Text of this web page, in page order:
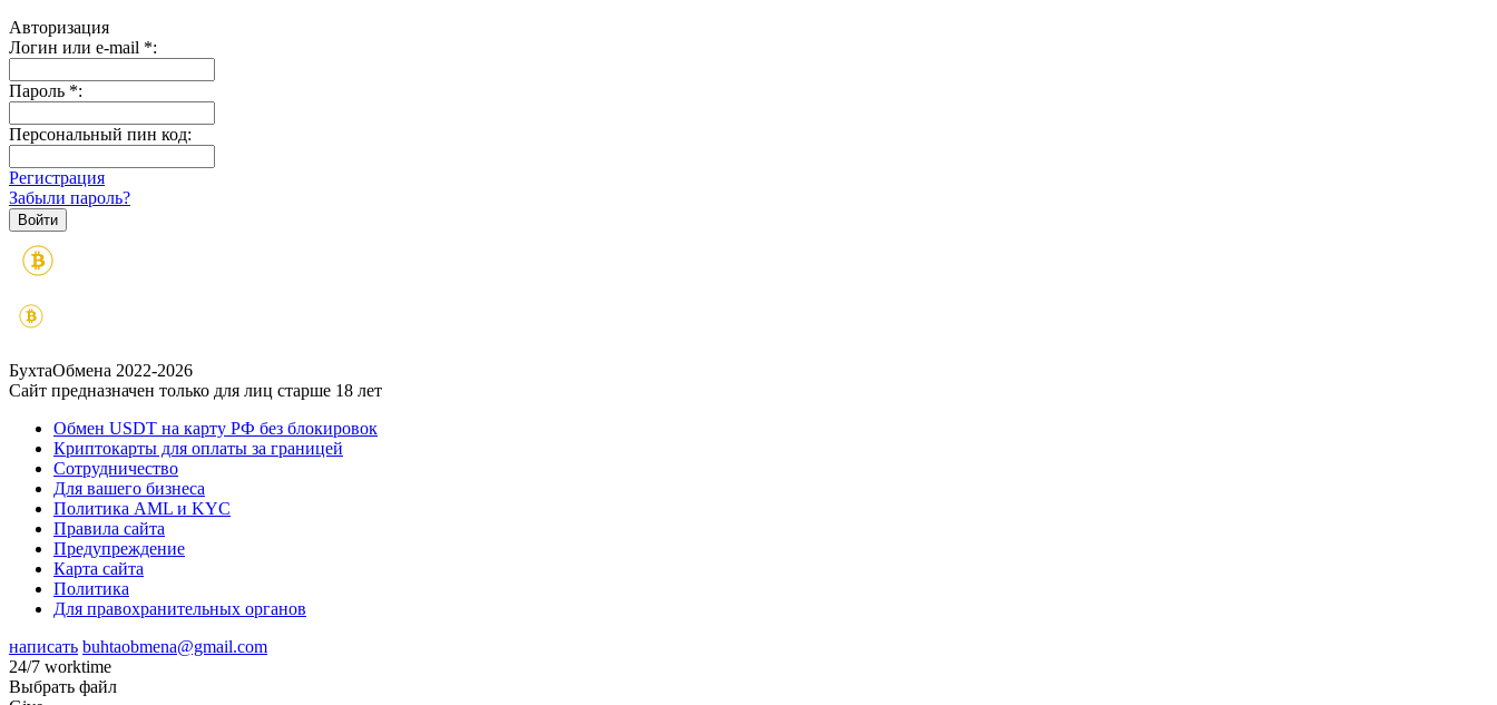
Авторизация
Логин или e-mail *:
Пароль *:
Персональный пин код:
Регистрация
Забыли пароль?
БухтаОбмена 2022-2026
Сайт предназначен только для лиц старше 18 лет
Обмен USDT на карту РФ без блокировок
Криптокарты для оплаты за границей
Сотрудничество
Для вашего бизнеса
Политика AML и KYC
Правила сайта
Предупреждение
Карта сайта
Политика
Для правохранительных органов
написать buhtaobmena@gmail.com
24/7 worktime
Выбрать файл